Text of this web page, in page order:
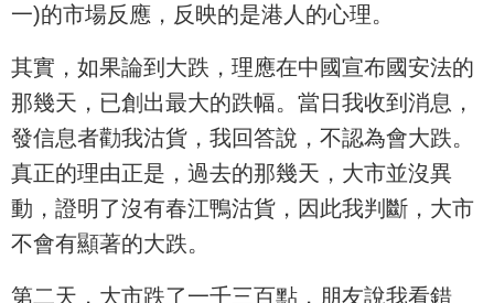
一)的市場反應，反映的是港人的心理。
其實，如果論到大跌，理應在中國宣布國安法的
那幾天，已創出最大的跌幅。當日我收到消息，
發信息者勸我沽貨，我回答說，不認為會大跌。
真正的理由正是，過去的那幾天，大市並沒異
動，證明了沒有春江鴨沽貨，因此我判斷，大市
不會有顯著的大跌。
第二天，大市跌了一千三百點，朋友說我看錯